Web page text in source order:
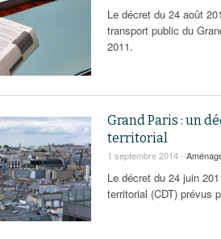
Le décret du 24 août
transport public du
2011.
Grand Paris : un
territorial
1 septembre 2014 -
Le décret du 24 juin
territorial (CDT) prévus